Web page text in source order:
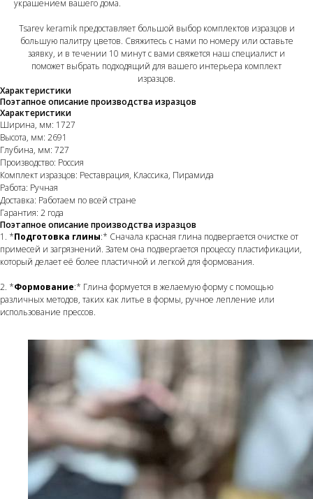
украшением вашего дома.
Tsarev keramik предоставляет большой выбор комплектов изразцов и
большую палитру цветов. Свяжитесь с нами по номеру или оставьте
заявку, и в течении 10 минут с вами свяжется наш специалист и
поможет выбрать подходящий для вашего интерьера комплект
изразцов.
Характеристики
Поэтапное описание производства изразцов
Характеристики
Ширина, мм: 1727
Высота, мм: 2691
Глубина, мм: 727
Производство: Россия
Комплект изразцов: Реставрация, Классика, Пирамида
Работа: Ручная
Доставка: Работаем по всей стране
Гарантия: 2 года
Поэтапное описание производства изразцов
1. *Подготовка глины:* Сначала красная глина подвергается очистке от
примесей и загрязнений. Затем она подвергается процессу пластификации,
который делает её более пластичной и легкой для формования.
2. *Формование:* Глина формуется в желаемую форму с помощью
различных методов, таких как литье в формы, ручное лепление или
использование прессов.